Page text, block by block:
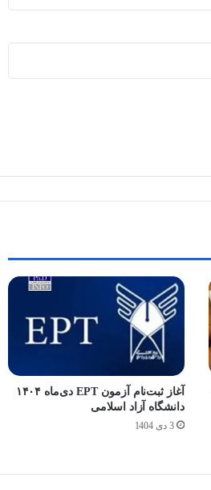
آغاز ثبت‌نام آزمون EPT دی‌ماه ۱۴۰۴
دانشگاه آزاد اسلامی
3 دی 1404